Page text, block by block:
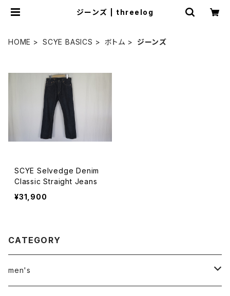
ジーンズ | threelog
HOME SCYE BASICS ボトム ジーンズ
SCYE Selvedge Denim
Classic Straight Jeans
¥31,900
CATEGORY
men's